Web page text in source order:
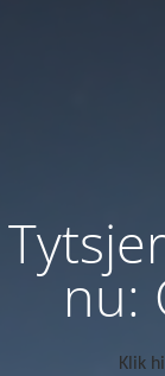
nu:
Klik